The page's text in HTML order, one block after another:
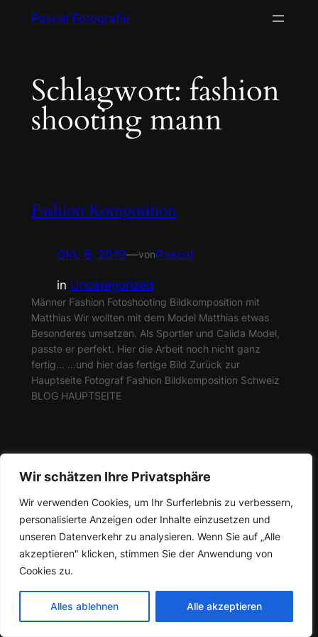
Wir schätzen Ihre Privatsphäre
Wir verwenden Cookies, um Ihr Surferlebnis zu verbessern,
personalisierte Anzeigen oder Inhalte einzusetzen und
unseren Datenverkehr zu analysieren. Wenn Sie auf „Alle
akzeptieren" klicken, stimmen Sie der Anwendung von
Cookies zu.
Alles ablehnen Alle akzeptieren
Pascal Fotografie
Schlagwort: fashion
shooting mann
Fashion Komposition
Okt. 6, 2019—vonPascal
in Uncategorized
Männer Fashion Fotoshooting Bildkomposition mit
Matthias Wir wollten mit dem Model Matthias etwas
Besonderes umsetzen. Als Sportler und Calida Model,
passte er perfekt. Hier die Arbeit noch nicht ganz
fertig… …und hier das fertige Bild Zurück zur
Hauptseite Fotograf Fashion Bildkomposition Schweiz
BLOG HAUPTSEITE